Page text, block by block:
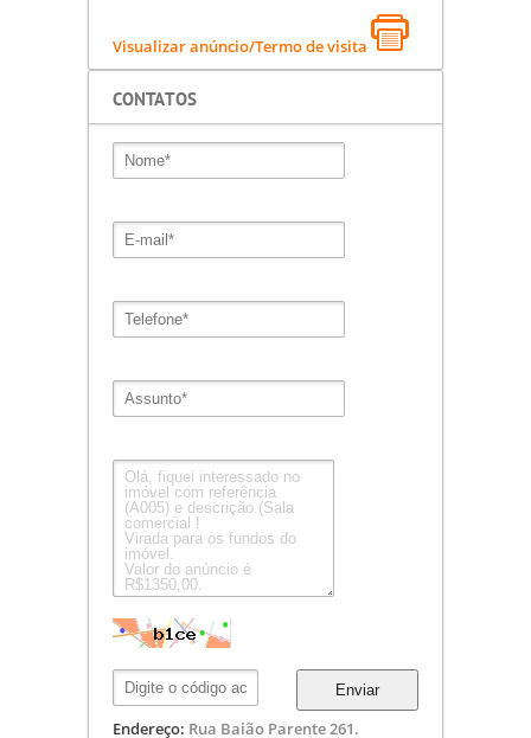
Visualizar anúncio/Termo de visita
CONTATOS
Enviar
Endereço: Rua Baião Parente 261.